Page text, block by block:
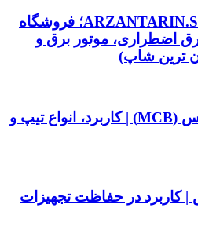
افتتاح رسمی ARZANTARIN.SHOP؛ فروشگاه
اضطراری، موتور برق و
ترین شاپ)
کلید مینیاتوری زیمنس (MCB) | کاربرد، انواع تیپ و
کاربرد در حفاظت تجهیزات